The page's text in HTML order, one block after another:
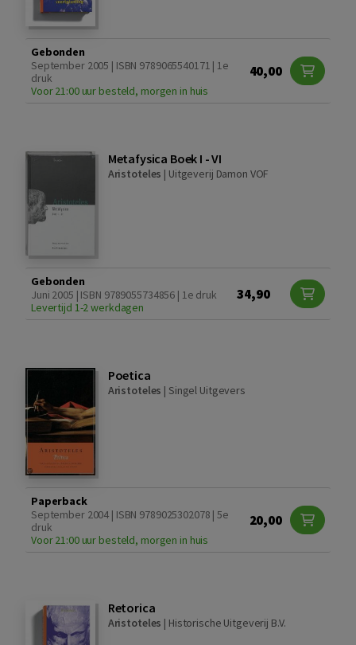
Gebonden
September 2005 | ISBN 9789065540171 | 1e
druk
Voor 21:00 uur besteld, morgen in huis
40,00
Metafysica Boek I - VI
Aristoteles | Uitgeverij Damon VOF
Gebonden
Juni 2005 | ISBN 9789055734856 | 1e druk
Levertijd 1-2 werkdagen
34,90
Poetica
Aristoteles | Singel Uitgevers
Paperback
September 2004 | ISBN 9789025302078 | 5e
druk
Voor 21:00 uur besteld, morgen in huis
20,00
Retorica
Aristoteles | Historische Uitgeverij B.V.